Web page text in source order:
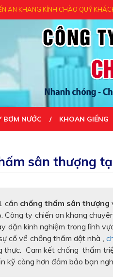
CHÀO QUÝ KHÁCH - CẢM ƠN
BƠM NƯỚC KHOAN GIẾNG
sân thượng
cần chống thấm sân thượng
Công ty chiến an khang
dặn kinh nghiệm trong lĩnh
cố về chống thấm dột nhà ,
thực. Cam kết chống thấm
kỹ càng hơn đảm bảo bạn